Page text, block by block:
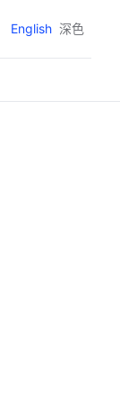
English 深色